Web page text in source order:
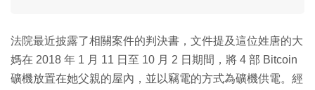
法院最近披露了相關案件的判決書，文件提及這位姓唐的大
媽在 2018 年 1 月 11 日至 10 月 2 日期間，將 4 部 Bitcoin
礦機放置在她父親的屋內，並以竊電的方式為礦機供電。經